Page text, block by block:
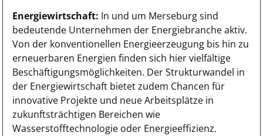
Energiewirtschaft: In und um Merseburg sind
bedeutende Unternehmen der Energiebranche aktiv.
Von der konventionellen Energieerzeugung bis hin zu
erneuerbaren Energien finden sich hier vielfältige
Beschäftigungsmöglichkeiten. Der Strukturwandel in
der Energiewirtschaft bietet zudem Chancen für
innovative Projekte und neue Arbeitsplätze in
zukunftsträchtigen Bereichen wie
Wasserstofftechnologie oder Energieeffizienz.